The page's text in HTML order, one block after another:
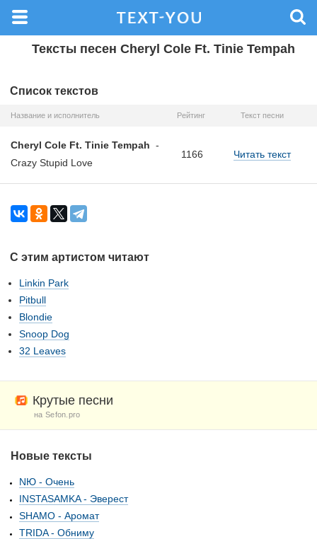
Тексты песен Cheryl Cole Ft. Tinie Tempah
Список текстов
Название и исполнитель Рейтинг Текст песни
Cheryl Cole Ft. Tinie Tempah -
Crazy Stupid Love
1166 Читать текст
С этим артистом читают
Linkin Park
Pitbull
Blondie
Snoop Dog
32 Leaves
Крутые песни
на Sefon.pro
Новые тексты
NЮ - Очень
INSTASAMKA - Эверест
SHAMO - Аромат
TRIDA - Обниму